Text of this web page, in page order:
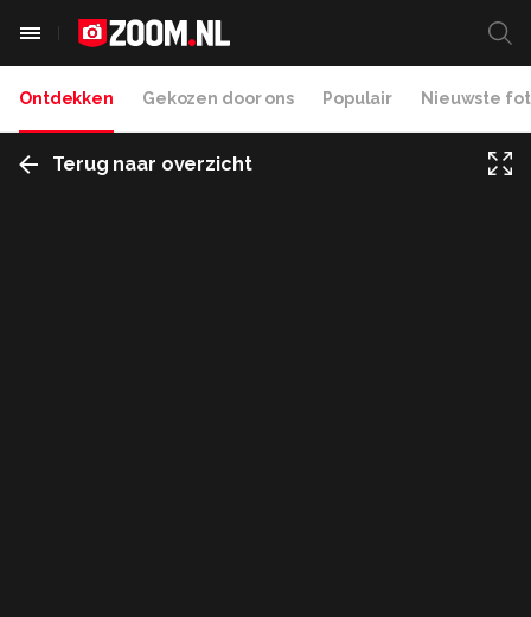
Ontdekken Gekozen door ons Populair Nieuwste
Terug naar overzicht